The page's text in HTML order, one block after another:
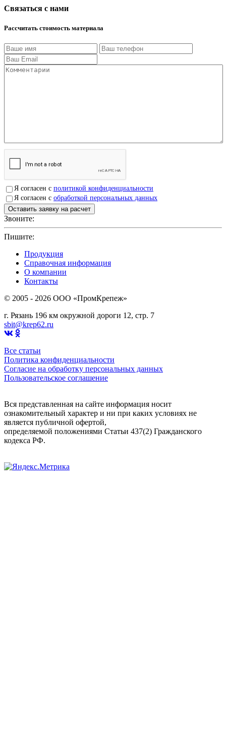
Связаться с нами
Рассчитать стоимость материала
Я согласен с политикой конфиденциальности
Я согласен с обработкой персональных данных
Звоните:
Пишите:
Продукция
Справочная информация
О компании
Контакты
© 2005 - 2026 OOO «ПромКрепеж»
г. Рязань 196 км окружной дороги 12, стр. 7
sbit@krep62.ru
Все статьи
Политика конфиденциальности
Согласие на обработку персональных данных
Пользовательское соглашение
Вся представленная на сайте информация носит
ознакомительный характер и ни при каких условиях не
является публичной офертой,
определяемой положениями Статьи 437(2) Гражданского
кодекса РФ.